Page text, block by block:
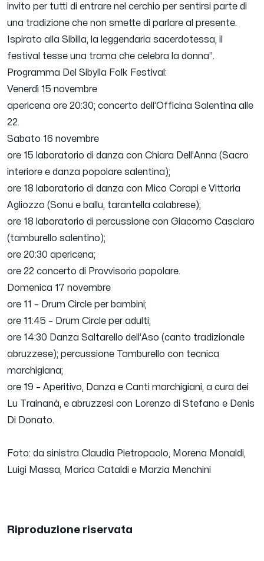
invito per tutti di entrare nel cerchio per sentirsi parte di
una tradizione che non smette di parlare al presente.
Ispirato alla Sibilla, la leggendaria sacerdotessa, il
festival tesse una trama che celebra la donna”.
Programma Del Sibylla Folk Festival:
Venerdì 15 novembre
apericena ore 20:30; concerto dell’Officina Salentina alle
22.
Sabato 16 novembre
ore 15 laboratorio di danza con Chiara Dell’Anna (Sacro
interiore e danza popolare salentina);
ore 18 laboratorio di danza con Mico Corapi e Vittoria
Agliozzo (Sonu e ballu, tarantella calabrese);
ore 18 laboratorio di percussione con Giacomo Casciaro
(tamburello salentino);
ore 20:30 apericena;
ore 22 concerto di Provvisorio popolare.
Domenica 17 novembre
ore 11 – Drum Circle per bambini;
ore 11:45 – Drum Circle per adulti;
ore 14:30 Danza Saltarello dell’Aso (canto tradizionale
abruzzese); percussione Tamburello con tecnica
marchigiana;
ore 19 – Aperitivo, Danza e Canti marchigiani, a cura dei
Lu Trainanà, e abruzzesi con Lorenzo di Stefano e Denis
Di Donato.
Foto: da sinistra Claudia Pietropaolo, Morena Monaldi,
Luigi Massa, Marica Cataldi e Marzia Menchini
Riproduzione riservata